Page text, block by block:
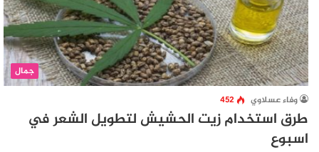
جمال
وفاء عسلاوي 452
طرق استخدام زيت الحشيش لتطويل الشعر في
اسبوع